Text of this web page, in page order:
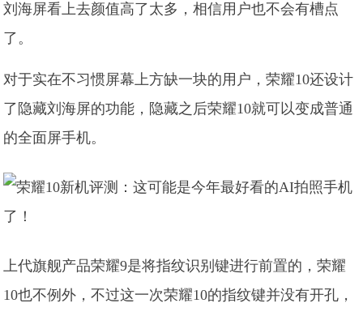
刘海屏看上去颜值高了太多，相信用户也不会有槽点
了。
对于实在不习惯屏幕上方缺一块的用户，荣耀10还设计
了隐藏刘海屏的功能，隐藏之后荣耀10就可以变成普通
的全面屏手机。
上代旗舰产品荣耀9是将指纹识别键进行前置的，荣耀
10也不例外，不过这一次荣耀10的指纹键并没有开孔，